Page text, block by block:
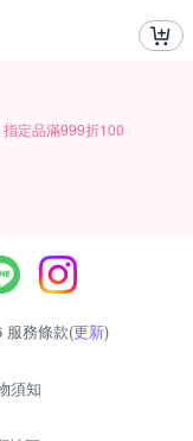
定品滿999折100
服務條款(更新)
須知